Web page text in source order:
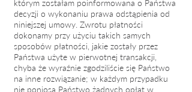
którym zostałam poinformowana o Państwa
decyzji o wykonaniu prawa odstąpienia od
niniejszej umowy. Zwrotu płatności
dokonamy przy użyciu takich samych
sposobów płatności, jakie zostały przez
Państwa użyte w pierwotnej transakcji,
chyba że wyraźnie zgodziliście się Państwo
na inne rozwiązanie; w każdym przypadku
nie poniosą Państwo żadnych opłat w